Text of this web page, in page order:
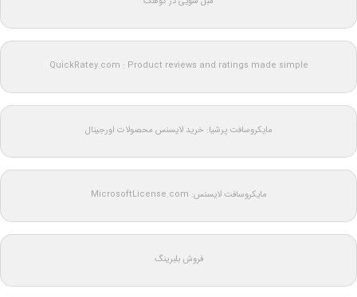
QuickRatey.com : Product reviews and ratings made simple
مایکروسافت پرشیا: خرید لایسنس محصولات اورجینال
مایکروسافت لایسنس: MicrosoftLicense.com
فروش بلبرینگ